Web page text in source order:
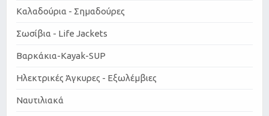
Καλαδούρια - Σημαδούρες
Σωσίβια - Life Jackets
Βαρκάκια-Kayak-SUP
Ηλεκτρικές Άγκυρες - Εξωλέμβιες
Ναυτιλιακά